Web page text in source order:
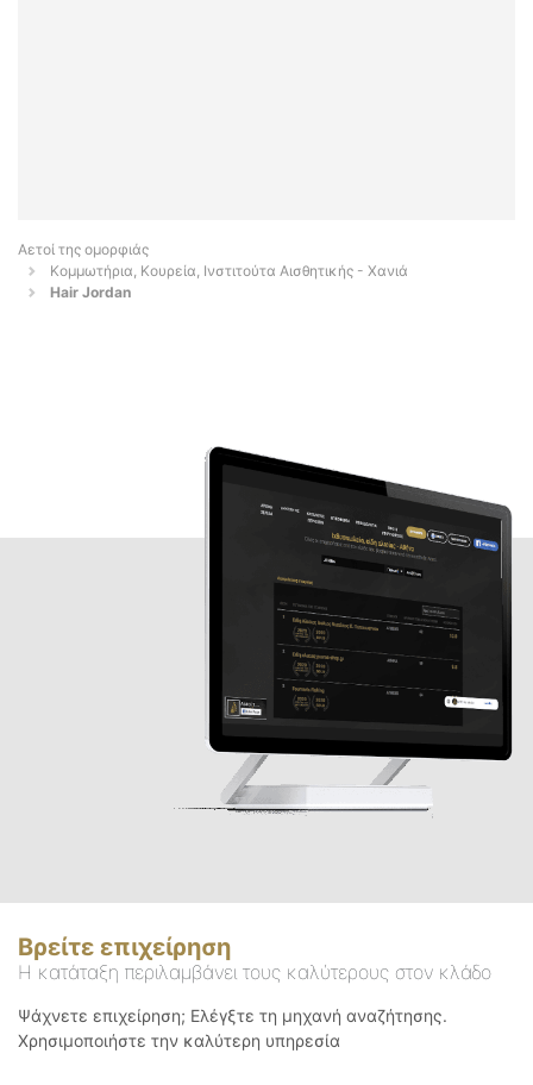
Αετοί της ομορφιάς
Κομμωτήρια, Κουρεία, Ινστιτούτα Αισθητικής - Χανιά
Hair Jordan
Βρείτε επιχείρηση
Η κατάταξη περιλαμβάνει τους καλύτερους στον κλάδο
Ψάχνετε επιχείρηση; Ελέγξτε τη μηχανή αναζήτησης.
Χρησιμοποιήστε την καλύτερη υπηρεσία